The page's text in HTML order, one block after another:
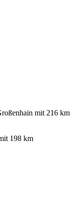
mit 216 km
198 km